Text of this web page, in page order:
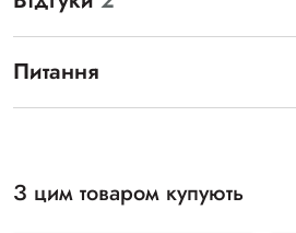
Питання
З цим товаром купують